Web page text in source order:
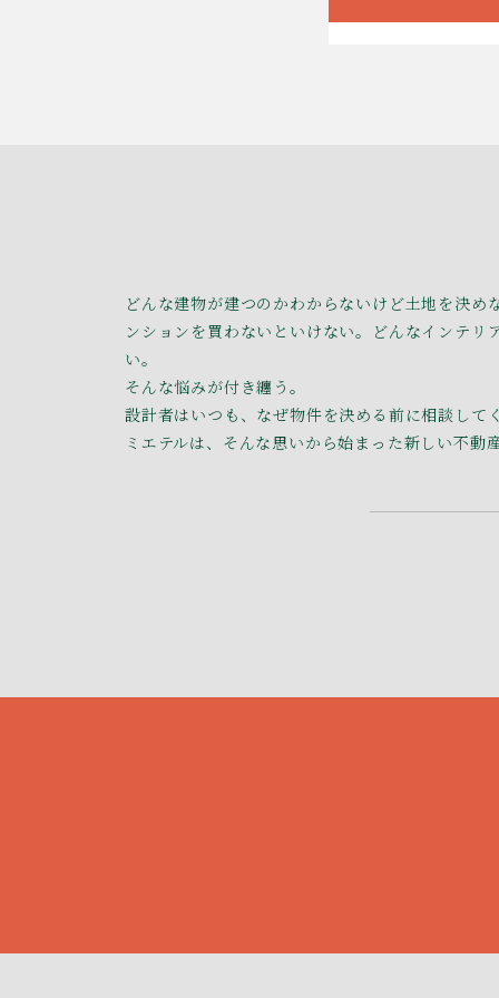
どんな建物が建つのかわからないけど土地を決
ンションを買わないといけない。どんなインテ
い。
そんな悩みが付き纏う。
設計者はいつも、なぜ物件を決める前に相談し
ミエテルは、そんな思いから始まった新しい不動